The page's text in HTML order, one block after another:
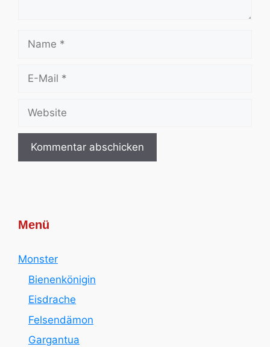
Name
Website
Menü
Monster
Bienenkönigin
Eisdrache
Felsendämon
Gargantua